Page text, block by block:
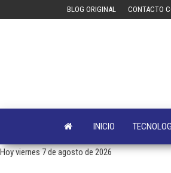
BLOG ORIGINAL CONTACTO
INICIO
Hoy viernes 7 de agosto de 2026